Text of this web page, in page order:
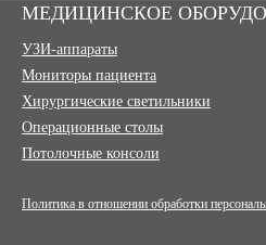
МЕДИЦИНСКОЕ
УЗИ-аппараты
Мониторы пациента
Хирургические светильники
Операционные столы
Потолочные консоли
Политика в отношении обработки